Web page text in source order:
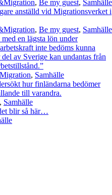
, Be my guest, Samhälle
anställd vid Migrationsverket i
, Be my guest, Samhälle
en lägsta lön under
inte bedöms kunna
av Sverige kan undantas från
, Samhälle
hur finländarna bedömer
till varandra.
, Samhälle
blir så här…